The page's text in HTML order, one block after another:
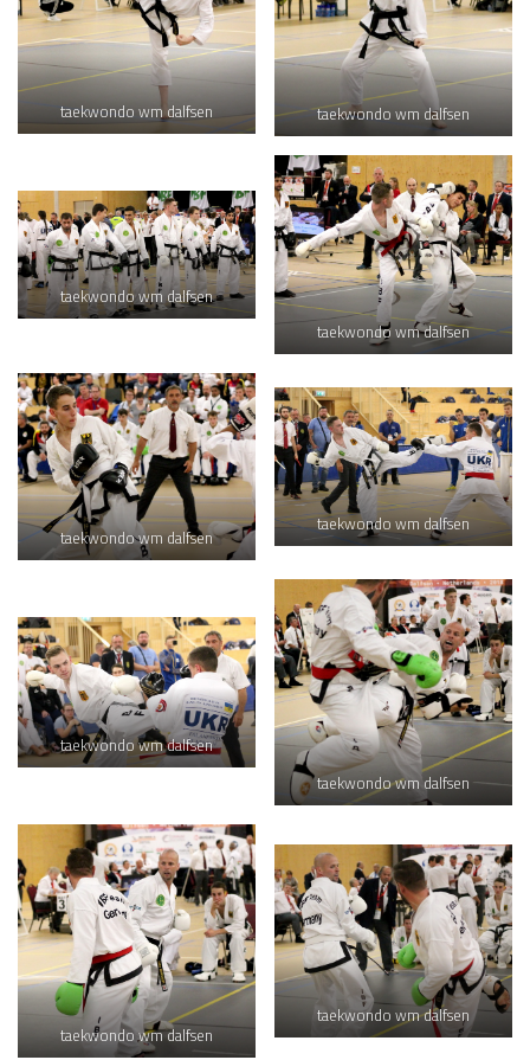
taekwondo wm dalfsen taekwondo wm dalfsen
taekwondo wm dalfsen
taekwondo wm dalfsen
taekwondo wm dalfsen
taekwondo wm dalfsen
taekwondo wm dalfsen
taekwondo wm dalfsen
taekwondo wm dalfsen
taekwondo wm dalfsen